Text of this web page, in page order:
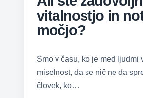
vitalnostjo in
močjo?
Smo v času, ko je med ljudmi
miselnost, da se nič ne da
človek, ko…